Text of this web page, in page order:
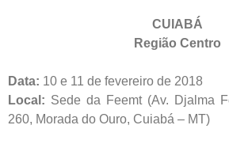
CUIABÁ
Região Centro
Data: 10 e 11 de fevereiro de 2018
Local: Sede da Feemt (Av. Djalma
260, Morada do Ouro, Cuiabá – MT)